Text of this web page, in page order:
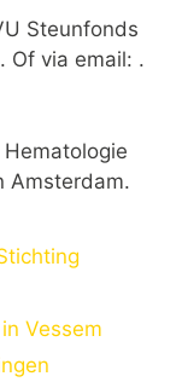
Steunfonds
Of via email: .
Amsterdam.
Vessem